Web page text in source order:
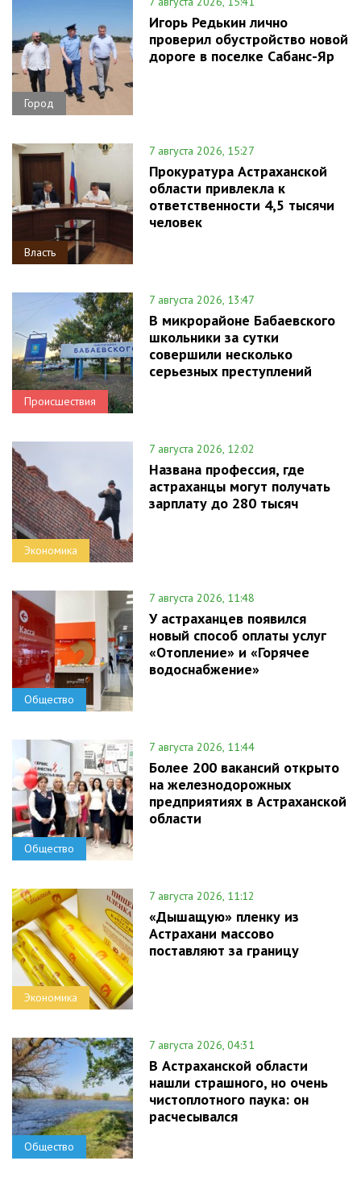
Город
Игорь Редькин лично
проверил обустройство новой
дороге в поселке Сабанс-Яр
Власть
7 августа 2026, 15:27
Прокуратура Астраханской
области привлекла к
ответственности 4,5 тысячи
человек
Происшествия
7 августа 2026, 13:47
В микрорайоне Бабаевского
школьники за сутки
совершили несколько
серьезных преступлений
Экономика
7 августа 2026, 12:02
Названа профессия, где
астраханцы могут получать
зарплату до 280 тысяч
Общество
7 августа 2026, 11:48
У астраханцев появился
новый способ оплаты услуг
«Отопление» и «Горячее
водоснабжение»
Общество
7 августа 2026, 11:44
Более 200 вакансий открыто
на железнодорожных
предприятиях в Астраханской
области
Экономика
7 августа 2026, 11:12
«Дышащую» пленку из
Астрахани массово
поставляют за границу
Общество
7 августа 2026, 04:31
В Астраханской области
нашли страшного, но очень
чистоплотного паука: он
расчесывался